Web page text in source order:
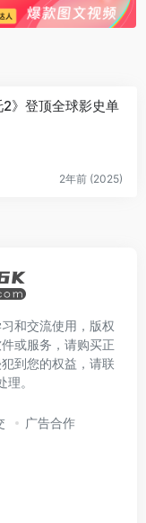
》登顶全球影史单
2年前 (2025)
和交流使用，版权
或服务，请购买正
到您的权益，请联
。
广告合作